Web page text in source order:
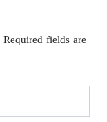
Required fields are